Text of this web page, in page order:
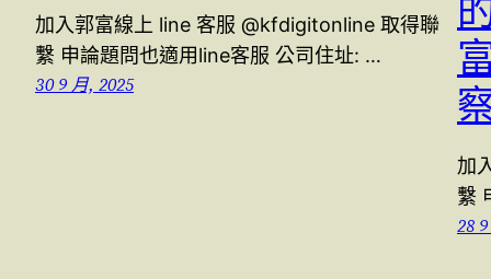
加入郭富線上 line 客服 @kfdigitonline 取得聯
繫 申論題問也適用line客服 公司住址: …
30 9 月, 2025
加
繫
28